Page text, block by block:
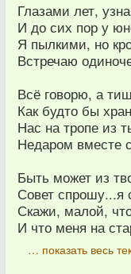
Глазами лет,
И до сих пор у
Я пылкими, но
Встречаю
Всё говорю, а
Как будто бы
Нас на тропе из
Недаром вместе
Быть может из
Совет спрошу...я
Скажи, малой,
И что меня на
… показать весь